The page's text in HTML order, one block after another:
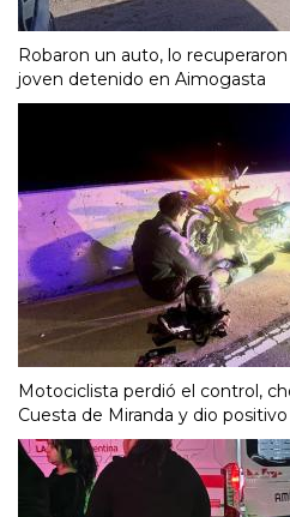
Robaron un auto, lo
joven detenido en Aimogasta
Motociclista perdió el control,
Cuesta de Miranda y dio